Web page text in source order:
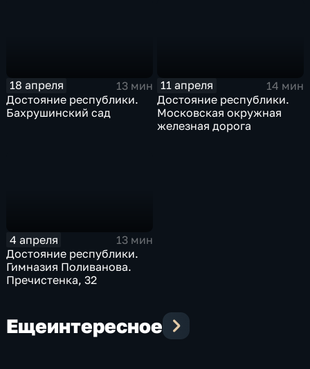
18 апреля
13 мин
Достояние республики.
Бахрушинский сад
11 апреля
14 мин
Достояние республики.
Московская окружная
железная дорога
4 апреля
13 мин
Достояние республики.
Гимназия Поливанова.
Пречистенка, 32
Ещеинтересное